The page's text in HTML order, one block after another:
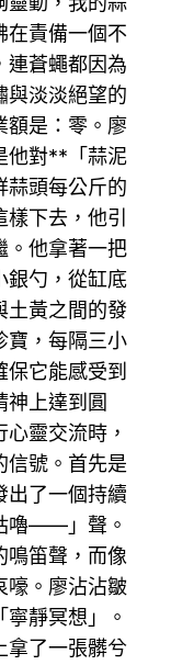
在責備一個不
連蒼蠅都因為
與淡淡絕望的
額是：零。廖
他對**「蒜泥
蒜頭每公斤的
下去，他引
。他拿著一把
銀勺，從缸底
土黃之間的發
寶，每隔三小
它能感受到
上達到圓
靈交流時，
信號。首先是
出了一個持續
嚕——」聲。
鳴笛聲，而像
嚎。廖沾沾皺
靜冥想」。
拿了一張髒兮